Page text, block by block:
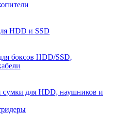
HDD и SSD
боксов HDD/SSD,
сумки для HDD, наушников и